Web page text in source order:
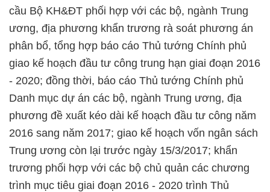
cầu Bộ KH&ĐT phối hợp với các bộ, ngành Trung
ương, địa phương khẩn trương rà soát phương án
phân bổ, tổng hợp báo cáo Thủ tướng Chính phủ
giao kế hoạch đầu tư công trung hạn giai đoạn 2016
- 2020; đồng thời, báo cáo Thủ tướng Chính phủ
Danh mục dự án các bộ, ngành Trung ương, địa
phương đề xuất kéo dài kế hoạch đầu tư công năm
2016 sang năm 2017; giao kế hoạch vốn ngân sách
Trung ương còn lại trước ngày 15/3/2017; khẩn
trương phối hợp với các bộ chủ quản các chương
trình mục tiêu giai đoạn 2016 - 2020 trình Thủ